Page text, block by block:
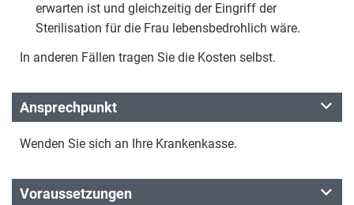
erwarten ist und gleichzeitig der Eingriff der
Sterilisation für die Frau lebensbedrohlich wäre.
In anderen Fällen tragen Sie die Kosten selbst.
Ansprechpunkt
Wenden Sie sich an Ihre Krankenkasse.
Voraussetzungen